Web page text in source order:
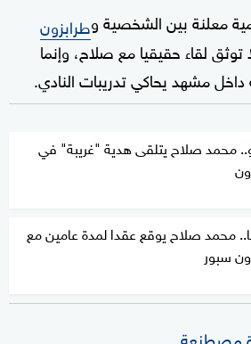
معلنة بين الشخصية وطرابزون
توثق لقاء حقيقيا مع صلاح، وإنما
مشهد يحاكي تدريبات النادي.
محمد صلاح يتلقى هدية "غريبة" في
محمد صلاح يوقع عقدا لمدة عامين مع
سبور
مصطنعة